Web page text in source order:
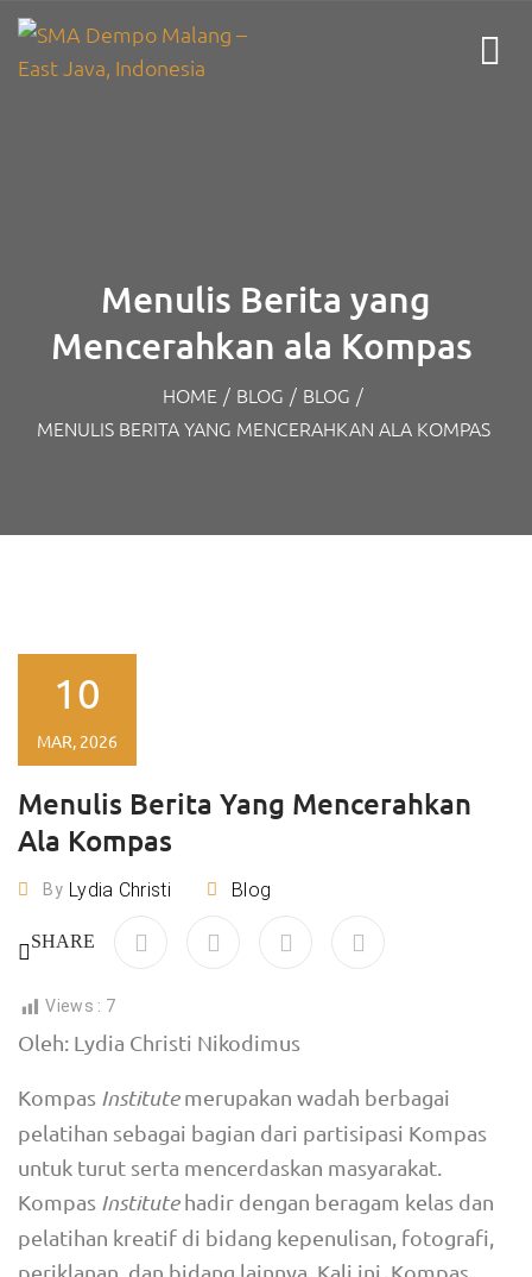
Menulis Berita yang
Mencerahkan ala Kompas
HOME / BLOG / BLOG /
MENULIS BERITA YANG MENCERAHKAN ALA KOMPAS
Menulis Berita Yang Mencerahkan
Ala Kompas
By Lydia Christi Blog
10
MAR, 2026
SHARE
Views : 7
Oleh: Lydia Christi Nikodimus
Kompas Institutemerupakan wadah berbagai
pelatihan sebagai bagian dari partisipasi Kompas
untuk turut serta mencerdaskan masyarakat.
Kompas Institutehadir dengan beragam kelas dan
pelatihan kreatif di bidang kepenulisan, fotografi,
periklanan, dan bidang lainnya. Kali ini, Kompas